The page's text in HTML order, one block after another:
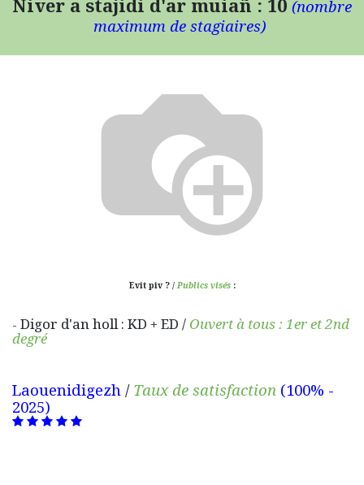
Niver a stajidi d'ar muiañ : 10 (nombre
maximum de stagiaires)
Evit piv ? /Publics visés:
- Digor d'an holl : KD + ED / Ouvert à tous : 1er et 2nd
degré
Laouenidigezh /Taux de satisfaction (100% -
2025)